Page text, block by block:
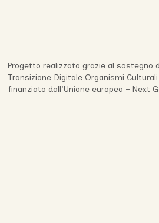
Progetto realizzato grazie al sostegno
Transizione Digitale Organismi Culturali
finanziato dall’Unione europea – Next